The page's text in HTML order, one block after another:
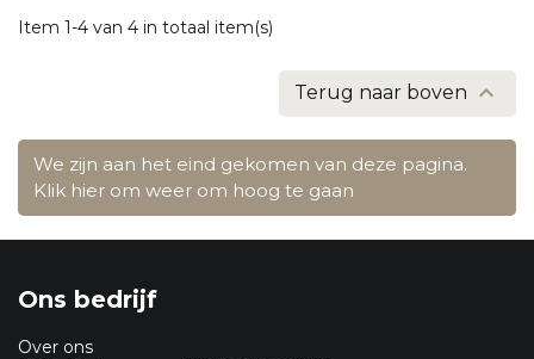
Item 1-4 van 4 in totaal item(s)
Terug naar boven 
We zijn aan het eind gekomen van deze pagina.
Klik hier om weer om hoog te gaan
Ons bedrijf
Over ons